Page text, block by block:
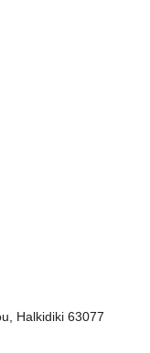
Halkidiki 63077